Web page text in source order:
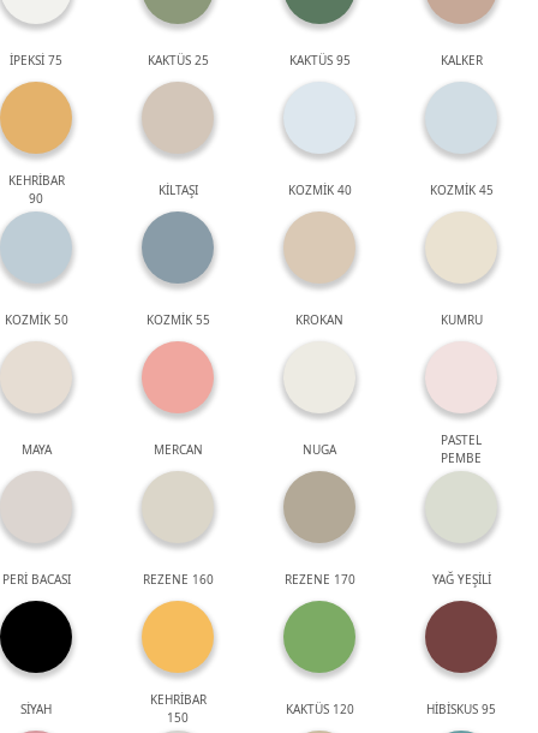
İPEKSİ 75 KAKTÜS 25 KAKTÜS 95 KALKER
KEHRİBAR
90
KİLTAŞI KOZMİK 40 KOZMİK 45
KOZMİK 50 KOZMİK 55 KROKAN KUMRU
MAYA MERCAN NUGA
PASTEL
PEMBE
PERİ BACASI REZENE 160 REZENE 170 YAĞ YEŞİLİ
SİYAH
KEHRİBAR
150
KAKTÜS 120 HİBİSKUS 95